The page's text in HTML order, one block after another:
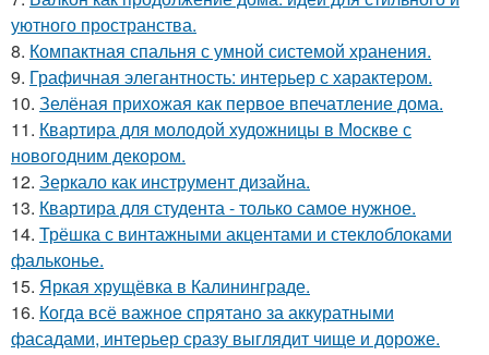
уютного пространства.
8. Компактная спальня с умной системой хранения.
9. Графичная элегантность: интерьер с характером.
10. Зелёная прихожая как первое впечатление дома.
11. Квартира для молодой художницы в Москве с
новогодним декором.
12. Зеркало как инструмент дизайна.
13. Квартира для студента - только самое нужное.
14. Трёшка с винтажными акцентами и стеклоблоками
фальконье.
15. Яркая хрущёвка в Калининграде.
16. Когда всё важное спрятано за аккуратными
фасадами, интерьер сразу выглядит чище и дороже.